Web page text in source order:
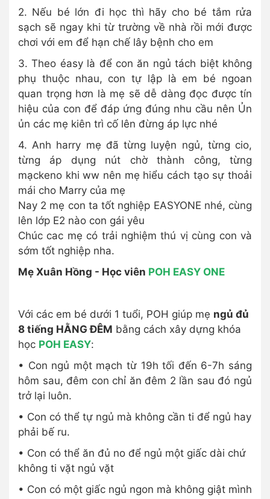
2. Nếu bé lớn đi học thì hãy cho bé tắm rửa
sạch sẽ ngay khi từ trường về nhà rồi mới được
chơi với em để hạn chế lây bệnh cho em
3. Theo éasy là để con ăn ngủ tách biệt không
phụ thuộc nhau, con tự lập là em bé ngoan
quan trọng hơn là mẹ sẽ dễ dàng đọc được tín
hiệu của con để đáp ứng đúng nhu cầu nên Ủn
ủn các mẹ kiên trì cố lên đừng áp lực nhé
4. Anh harry mẹ đã từng luyện ngủ, từng cio,
từng áp dụng nút chờ thành công, từng
mạckeno khi ww nên mẹ hiểu cách tạo sự thoải
mái cho Marry của mẹ
Nay 2 mẹ con ta tốt nghiệp EASYONE nhé, cùng
lên lớp E2 nào con gái yêu
Chúc cac mẹ có trải nghiệm thú vị cùng con và
sớm tốt nghiệp nha.
Mẹ Xuân Hồng - Học viên POH EASY ONE
Với các em bé dưới 1 tuổi, POH giúp mẹ ngủ đủ
8 tiếng HẰNG ĐÊM bằng cách xây dựng khóa
học POH EASY:
• Con ngủ một mạch từ 19h tối đến 6-7h sáng
hôm sau, đêm con chỉ ăn đêm 2 lần sau đó ngủ
trở lại luôn.
• Con có thể tự ngủ mà không cần ti để ngủ hay
phải bế ru.
• Con có thể ăn đủ no để ngủ một giấc dài chứ
không ti vặt ngủ vặt
• Con có một giấc ngủ ngon mà không giật mình